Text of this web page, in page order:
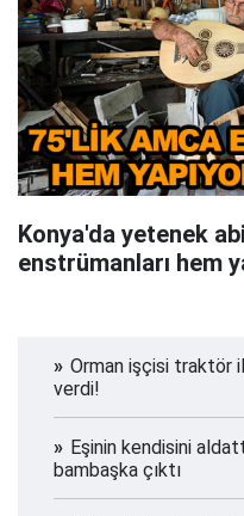
Konya'da yetenek
enstrümanları hem
Orman işçisi traktör
verdi!
Eşinin kendisini
bambaşka çıktı